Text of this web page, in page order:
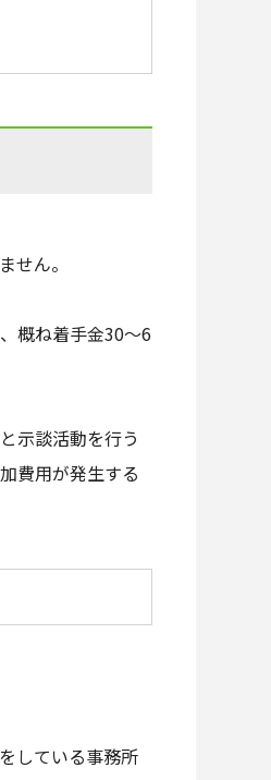
せん。
概ね着手金30～6
示談活動を行う
費用が発生する
している事務所